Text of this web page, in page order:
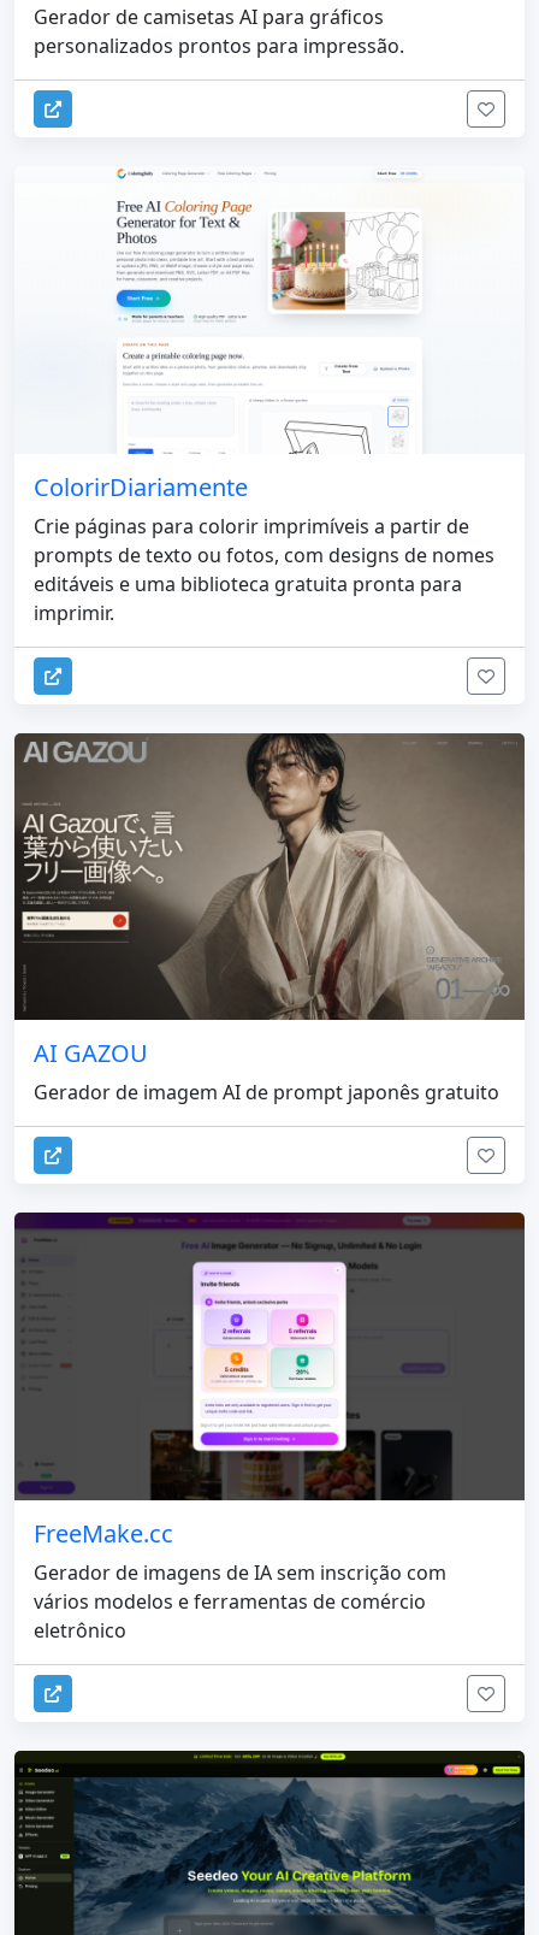
Gerador de camisetas AI para gráficos
personalizados prontos para impressão.
ColorirDiariamente
Crie páginas para colorir imprimíveis a partir de
prompts de texto ou fotos, com designs de nomes
editáveis ​​e uma biblioteca gratuita pronta para
imprimir.
AI GAZOU
Gerador de imagem AI de prompt japonês gratuito
FreeMake.cc
Gerador de imagens de IA sem inscrição com
vários modelos e ferramentas de comércio
eletrônico